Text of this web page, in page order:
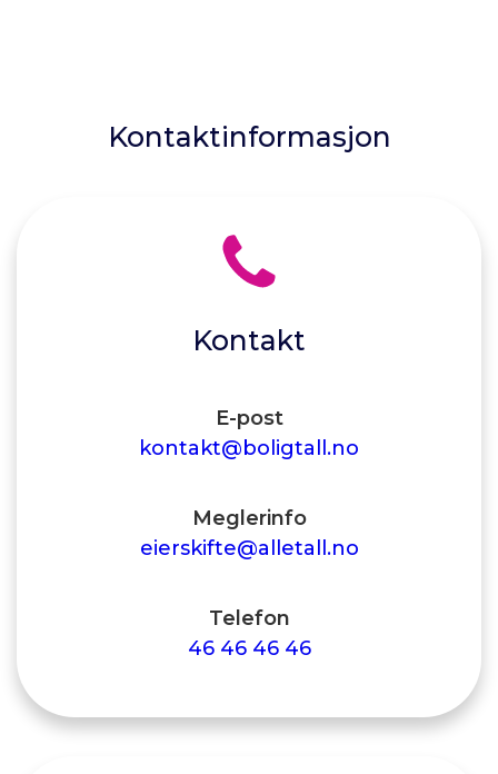
Kontaktinformasjon
Kontakt
E-post
kontakt@boligtall.no
Meglerinfo
eierskifte@alletall.no
Telefon
46 46 46 46